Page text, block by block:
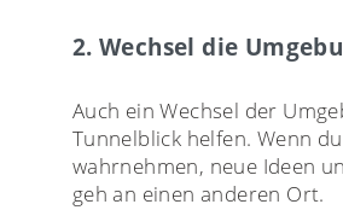
2. Wechsel die
Auch ein Wechsel der
Tunnelblick helfen. Wenn
wahrnehmen, neue Ideen
geh an einen anderen Ort.